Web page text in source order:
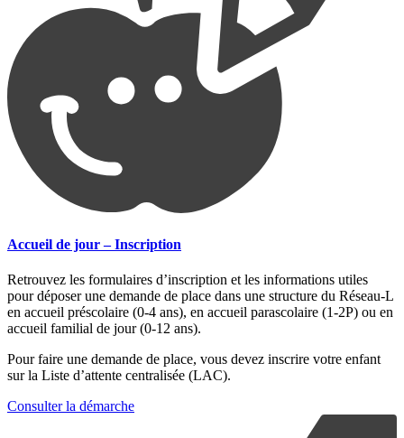
Accueil de jour – Inscription
Retrouvez les formulaires d’inscription et les informations utiles
pour déposer une demande de place dans une structure du Réseau-L
en accueil préscolaire (0-4 ans), en accueil parascolaire (1-2P) ou en
accueil familial de jour (0-12 ans).
Pour faire une demande de place, vous devez inscrire votre enfant
sur la Liste d’attente centralisée (LAC).
Consulter la démarche